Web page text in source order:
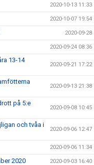
2020-10-13 11:33
2020-10-07 19:54
2020-09-28
2020-09-24 08:36
13-14
2020-09-21 17:22
2020-09-13 21:38
på 5:e
2020-09-08 10:45
och tvåa i
2020-09-06 12:47
2020-09-06 11:34
2020 2020-09-03 16:40